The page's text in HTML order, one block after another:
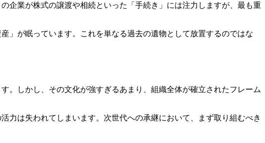
企業が株式の譲渡や相続といった「手続き」には注力しますが、最も重
」が眠っています。これを単なる過去の遺物として放置するのではな
。しかし、その文化が強すぎるあまり、組織全体が確立されたフレーム
力は失われてしまいます。次世代への承継において、まず取り組むべき